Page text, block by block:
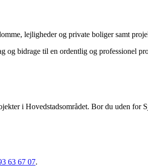
lejligheder og private boliger samt
bidrage til en ordentlig og professionel
i Hovedstadsområdet. Bor du uden
63 67 07.